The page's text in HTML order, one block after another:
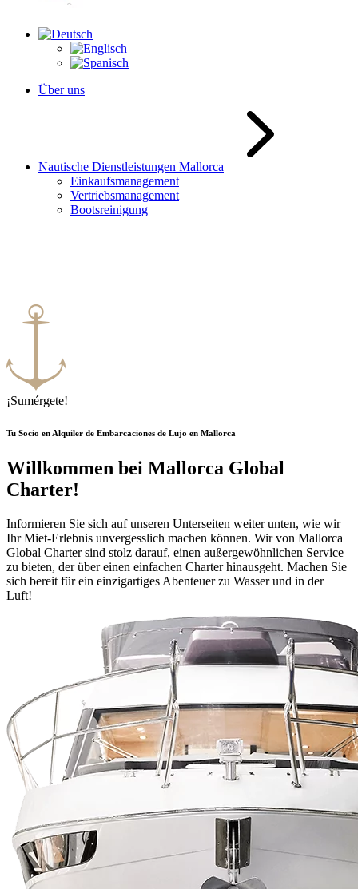
Über uns
Nautische Dienstleistungen Mallorca
Einkaufsmanagement
Vertriebsmanagement
Bootsreinigung
¡Sumérgete!
Tu Socio en Alquiler de Embarcaciones de Lujo en Mallorca
Willkommen bei Mallorca Global
Charter!
Informieren Sie sich auf unseren Unterseiten weiter unten, wie wir
Ihr Miet-Erlebnis unvergesslich machen können. Wir von Mallorca
Global Charter sind stolz darauf, einen außergewöhnlichen Service
zu bieten, der über einen einfachen Charter hinausgeht. Machen Sie
sich bereit für ein einzigartiges Abenteuer zu Wasser und in der
Luft!